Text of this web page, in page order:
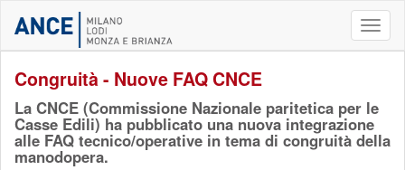
Congruità - Nuove FAQ CNCE
La CNCE (Commissione Nazionale paritetica per le
Casse Edili) ha pubblicato una nuova integrazione
alle FAQ tecnico/operative in tema di congruità della
manodopera.